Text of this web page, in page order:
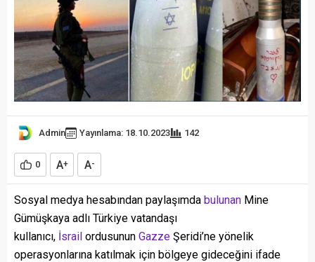
Admin Yayınlama: 18.10.2023 142
0 A+ A-
Sosyal medya hesabından paylaşımda bulunan Mine
Gümüşkaya adlı Türkiye vatandaşı
kullanıcı, İsrail ordusunun Gazze Şeridi’ne yönelik
operasyonlarına katılmak için bölgeye gideceğini ifade